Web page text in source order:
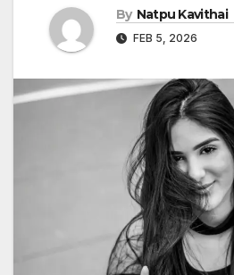
By Natpu Kavithai
FEB 5, 2026